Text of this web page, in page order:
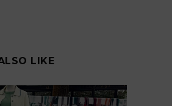
LIKE